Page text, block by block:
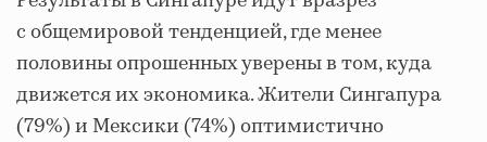
с общемировой тенденцией, где менее
половины опрошенных уверены в том, куда
движется их экономика. Жители Сингапура
(79%) и Мексики (74%) оптимистично